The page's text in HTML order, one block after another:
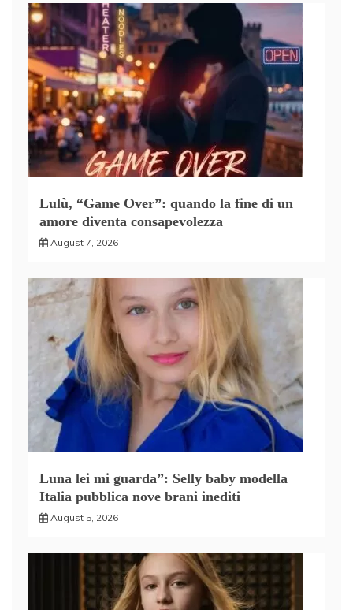
Lulù, “Game Over”: quando la fine di un
amore diventa consapevolezza
August 7, 2026
Luna lei mi guarda”: Selly baby modella
Italia pubblica nove brani inediti
August 5, 2026